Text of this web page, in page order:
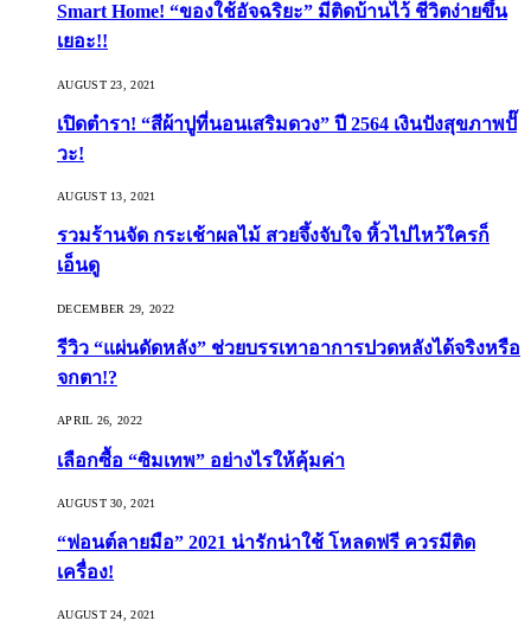
Smart Home! “ของใช้อัจฉริยะ” มีติดบ้านไว้ ชีวิตง่ายขึ้น
เยอะ!!
AUGUST 23, 2021
เปิดตำรา! “สีผ้าปูที่นอนเสริมดวง” ปี 2564 เงินปังสุขภาพปั๊
วะ!
AUGUST 13, 2021
รวมร้านจัด กระเช้าผลไม้ สวยจึ้งจับใจ หิ้วไปไหว้ใครก็
เอ็นดู
DECEMBER 29, 2022
รีวิว “แผ่นดัดหลัง” ช่วยบรรเทาอาการปวดหลังได้จริงหรือ
จกตา!?
APRIL 26, 2022
เลือกซื้อ “ซิมเทพ” อย่างไรให้คุ้มค่า
AUGUST 30, 2021
“ฟอนต์ลายมือ” 2021 น่ารักน่าใช้ โหลดฟรี ควรมีติด
เครื่อง!
AUGUST 24, 2021